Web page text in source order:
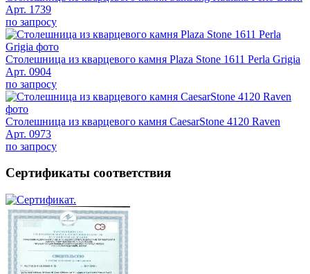
Арт. 1739
по запросу
Столешница из кварцевого камня Plaza Stone 1611 Perla Grigia
Арт. 0904
по запросу
Столешница из кварцевого камня CaesarStone 4120 Raven
Арт. 0973
по запросу
Сертификаты соответствия